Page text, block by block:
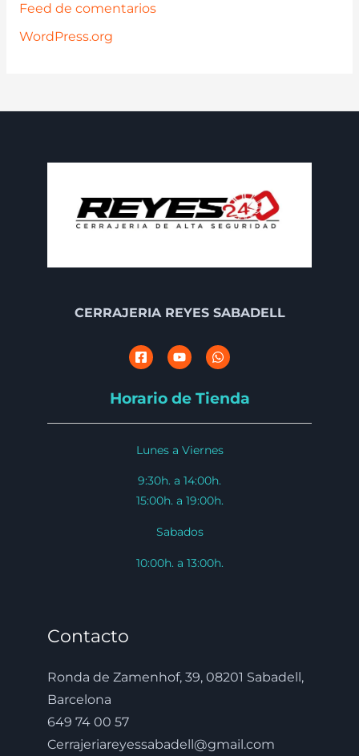
Feed de comentarios
WordPress.org
CERRAJERIA REYES SABADELL
Horario de Tienda
Lunes a Viernes
9:30h. a 14:00h.
15:00h. a 19:00h.
Sabados
10:00h. a 13:00h.
Contacto
Ronda de Zamenhof, 39, 08201 Sabadell,
Barcelona
649 74 00 57
Cerrajeriareyessabadell@gmail.com